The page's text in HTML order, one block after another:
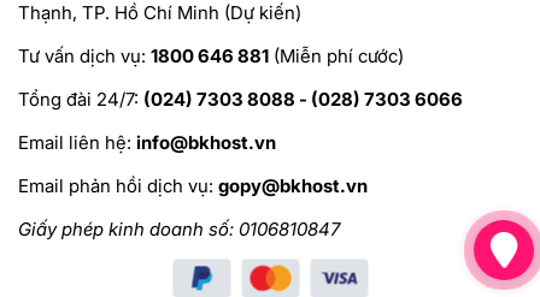
Thạnh, TP. Hồ Chí Minh (Dự kiến)
Tư vấn dịch vụ: 1800 646 881 (Miễn phí cước)
Tổng đài 24/7: (024) 7303 8088 - (028) 7303 6066
Email liên hệ: info@bkhost.vn
Email phản hồi dịch vụ: gopy@bkhost.vn
Giấy phép kinh doanh số: 0106810847